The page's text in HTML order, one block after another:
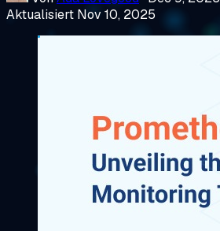
Aktualisiert Nov 10, 2025